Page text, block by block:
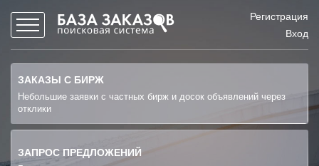
Регистрация
Вход
ЗАКАЗЫ С БИРЖ
Небольшие заявки с частных бирж и досок объявлений через
отклики
ЗАПРОС ПРЕДЛОЖЕНИЙ